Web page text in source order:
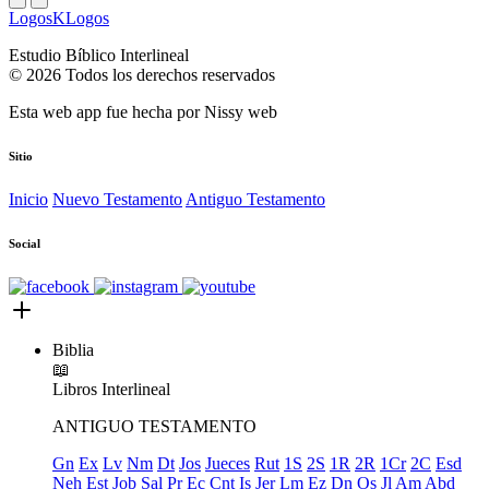
LogosKLogos
Estudio Bíblico Interlineal
© 2026 Todos los derechos reservados
Esta web app fue hecha porNissy web
Sitio
Inicio Nuevo Testamento Antiguo Testamento
Social
Biblia
📖
Libros Interlineal
ANTIGUO TESTAMENTO
Gn Ex Lv Nm Dt Jos Jueces Rut 1S 2S 1R 2R 1Cr 2C Esd
Neh Est Job Sal Pr Ec Cnt Is Jer Lm Ez Dn Os Jl Am Abd